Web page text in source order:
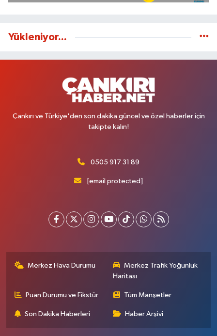
Yükleniyor...
Çankırı ve Türkiye'den son dakika güncel ve özel haberler için
takipte kalın!
0505 917 31 89
[email protected]
Merkez Hava Durumu
Merkez Trafik Yoğunluk
Haritası
Puan Durumu ve Fikstür Tüm Manşetler
Son Dakika Haberleri Haber Arşivi